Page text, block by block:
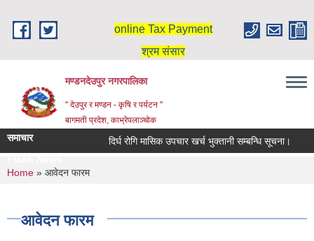
online Tax Payment
श्रम संसार
मण्डनदेउपुर नगरपालिका
" देउपुर र मण्डन - कृषि र पर्यटन "
बागमती प्रदेश, काभ्रेपलाञ्चोक
समाचार दिर्घ रोगि मासिक उपचार खर्च भुक्तानी सम्बन्धि सूचना।
You are here
Home » आवेदन फारम
आवेदन फारम